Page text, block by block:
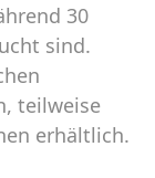
30
sind.
teilweise
erhältlich.